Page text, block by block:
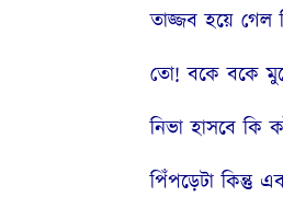
তাজ্জব হয়ে গেল
তো! বকে বকে মুখে
নিভা হাসবে কি
পিঁপড়েটা কিন্তু